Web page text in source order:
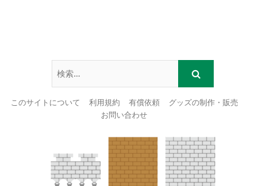
このサイトについて 利用規約 有償依頼
グッズの制作・販売
お問い合わせ
content